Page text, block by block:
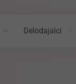
Delodajalci